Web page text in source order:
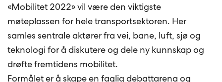
«Mobilitet 2022» vil være den viktigste
møteplassen for hele transportsektoren. Her
samles sentrale aktører fra vei, bane, luft, sjø og
teknologi for å diskutere og dele ny kunnskap og
drøfte fremtidens mobilitet.
Formålet er å skape en faglig debattarena og